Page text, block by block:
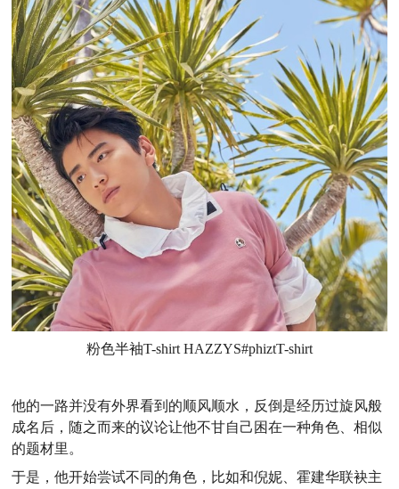
粉色半袖T-shirt HAZZYS#phiztT-shirt
他的一路并没有外界看到的顺风顺水，反倒是经历过旋风般
成名后，随之而来的议论让他不甘自己困在一种角色、相似
的题材里。
于是，他开始尝试不同的角色，比如和倪妮、霍建华联袂主